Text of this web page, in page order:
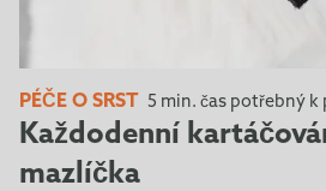
PÉČE O SRST 5 min. čas potřebný k
Každodenní
mazlíčka